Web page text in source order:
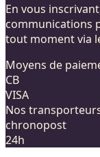
En vous
communications
tout moment via
Moyens de
CB
VISA
Nos
chronopost
24h